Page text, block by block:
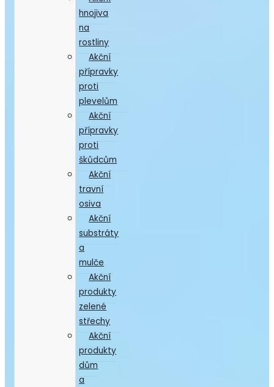
hnojiva
na
rostliny
Akční
přípravky
proti
plevelům
Akční
přípravky
proti
škůdcům
Akční
travní
osiva
Akční
substráty
a
mulče
Akční
produkty
zelené
střechy
Akční
produkty
dům
a